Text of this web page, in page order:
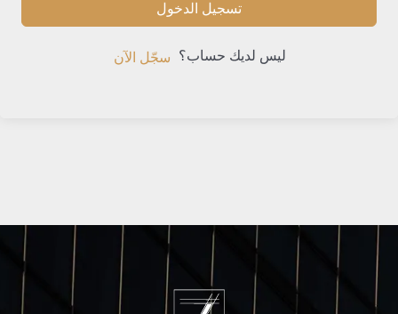
تسجيل الدخول
ليس لديك حساب؟ سجّل الآن